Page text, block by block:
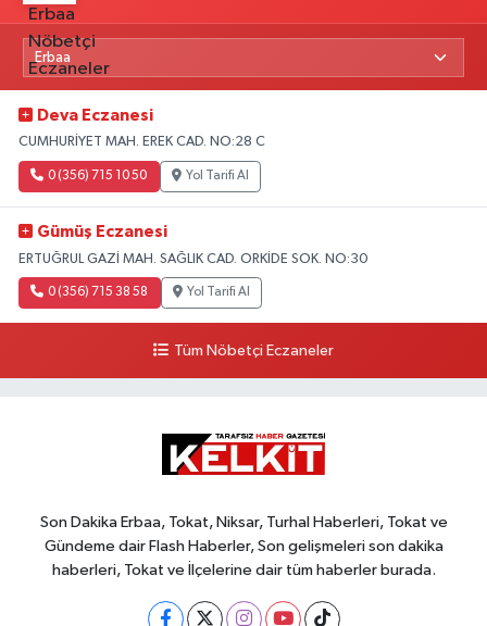
Deva Eczanesi
CUMHURİYET MAH. EREK CAD. NO:28 C
0 (356) 715 10 50 Yol Tarifi Al
Gümüş Eczanesi
ERTUĞRUL GAZİ MAH. SAĞLIK CAD. ORKİDE SOK. NO:30
0 (356) 715 38 58 Yol Tarifi Al
Tüm Nöbetçi Eczaneler
Son Dakika Erbaa, Tokat, Niksar, Turhal Haberleri, Tokat ve
Gündeme dair Flash Haberler, Son gelişmeleri son dakika
haberleri, Tokat ve İlçelerine dair tüm haberler burada.